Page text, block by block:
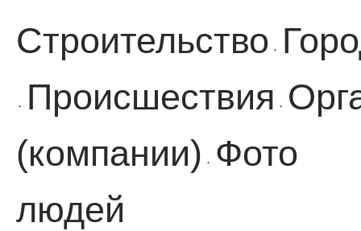
Строительство ·
· Происшествия ·
(компании)
·
Фото
людей